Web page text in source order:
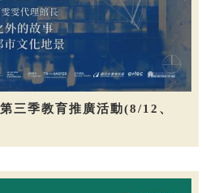
三季教育推廣活動(8/12、